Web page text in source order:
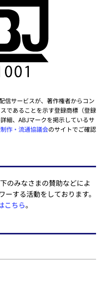
信サービスが、著作権者からコン
であることを示す登録商標（登録
細、ABJマークを掲示しているサ
作・流通協議会のサイトでご確認
のみなさまの賛助などによ
する活動をしております。
こちら。